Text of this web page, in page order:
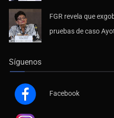
FGR revela que
pruebas de caso
Síguenos
Facebook